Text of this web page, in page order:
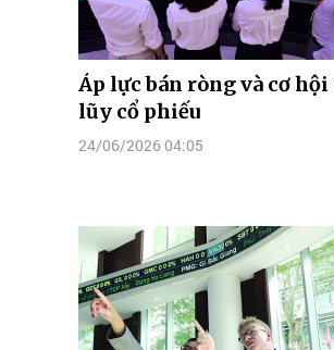
Áp lực bán ròng và cơ
lũy cổ phiếu
24/06/2026 04:05